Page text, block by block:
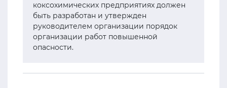
коксохимических предприятиях должен
быть разработан и утвержден
руководителем организации порядок
организации работ повышенной
опасности.